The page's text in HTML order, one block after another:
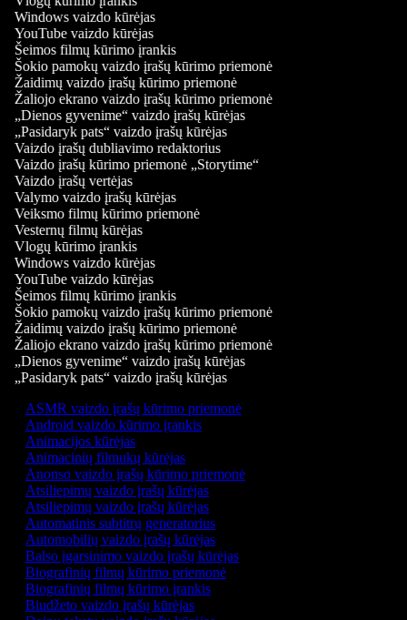
Windows vaizdo kūrėjas
YouTube vaizdo kūrėjas
Šeimos filmų kūrimo įrankis
Šokio pamokų vaizdo įrašų kūrimo priemonė
Žaidimų vaizdo įrašų kūrimo priemonė
Žaliojo ekrano vaizdo įrašų kūrimo priemonė
„Dienos gyvenime“ vaizdo įrašų kūrėjas
„Pasidaryk pats“ vaizdo įrašų kūrėjas
Vaizdo įrašų dubliavimo redaktorius
Vaizdo įrašų kūrimo priemonė „Storytime“
Vaizdo įrašų vertėjas
Valymo vaizdo įrašų kūrėjas
Veiksmo filmų kūrimo priemonė
Vesternų filmų kūrėjas
Vlogų kūrimo įrankis
Windows vaizdo kūrėjas
YouTube vaizdo kūrėjas
Šeimos filmų kūrimo įrankis
Šokio pamokų vaizdo įrašų kūrimo priemonė
Žaidimų vaizdo įrašų kūrimo priemonė
Žaliojo ekrano vaizdo įrašų kūrimo priemonė
„Dienos gyvenime“ vaizdo įrašų kūrėjas
„Pasidaryk pats“ vaizdo įrašų kūrėjas
ASMR vaizdo įrašų kūrimo priemonė
Android vaizdo kūrimo įrankis
Animacijos kūrėjas
Animacinių filmukų kūrėjas
Anonso vaizdo įrašų kūrimo priemonė
Atsiliepimų vaizdo įrašų kūrėjas
Atsiliepimų vaizdo įrašų kūrėjas
Automatinis subtitrų generatorius
Automobilių vaizdo įrašų kūrėjas
Balso įgarsinimo vaizdo įrašų kūrėjas
Biografinių filmų kūrimo priemonė
Biografinių filmų kūrimo įrankis
Biudžeto vaizdo įrašų kūrėjas